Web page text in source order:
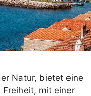
Natur, bietet eine
mit einer